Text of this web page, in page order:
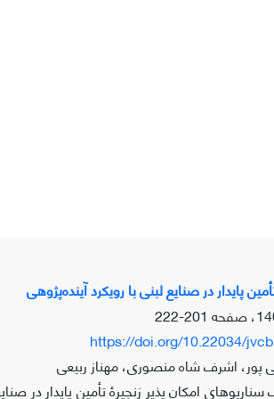
پایدار در صنایع لبنی با رویکرد آینده‌پژوهی
201-222
https://doi.org/10.22034/
پور، اشرف شاه منصوری، مهناز ربیعی
امکان پذیر زنجیرۀ تأمین پایدار در